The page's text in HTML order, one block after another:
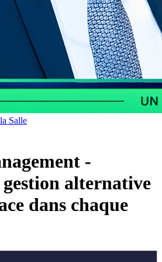
Salle
-
alternative
dans chaque